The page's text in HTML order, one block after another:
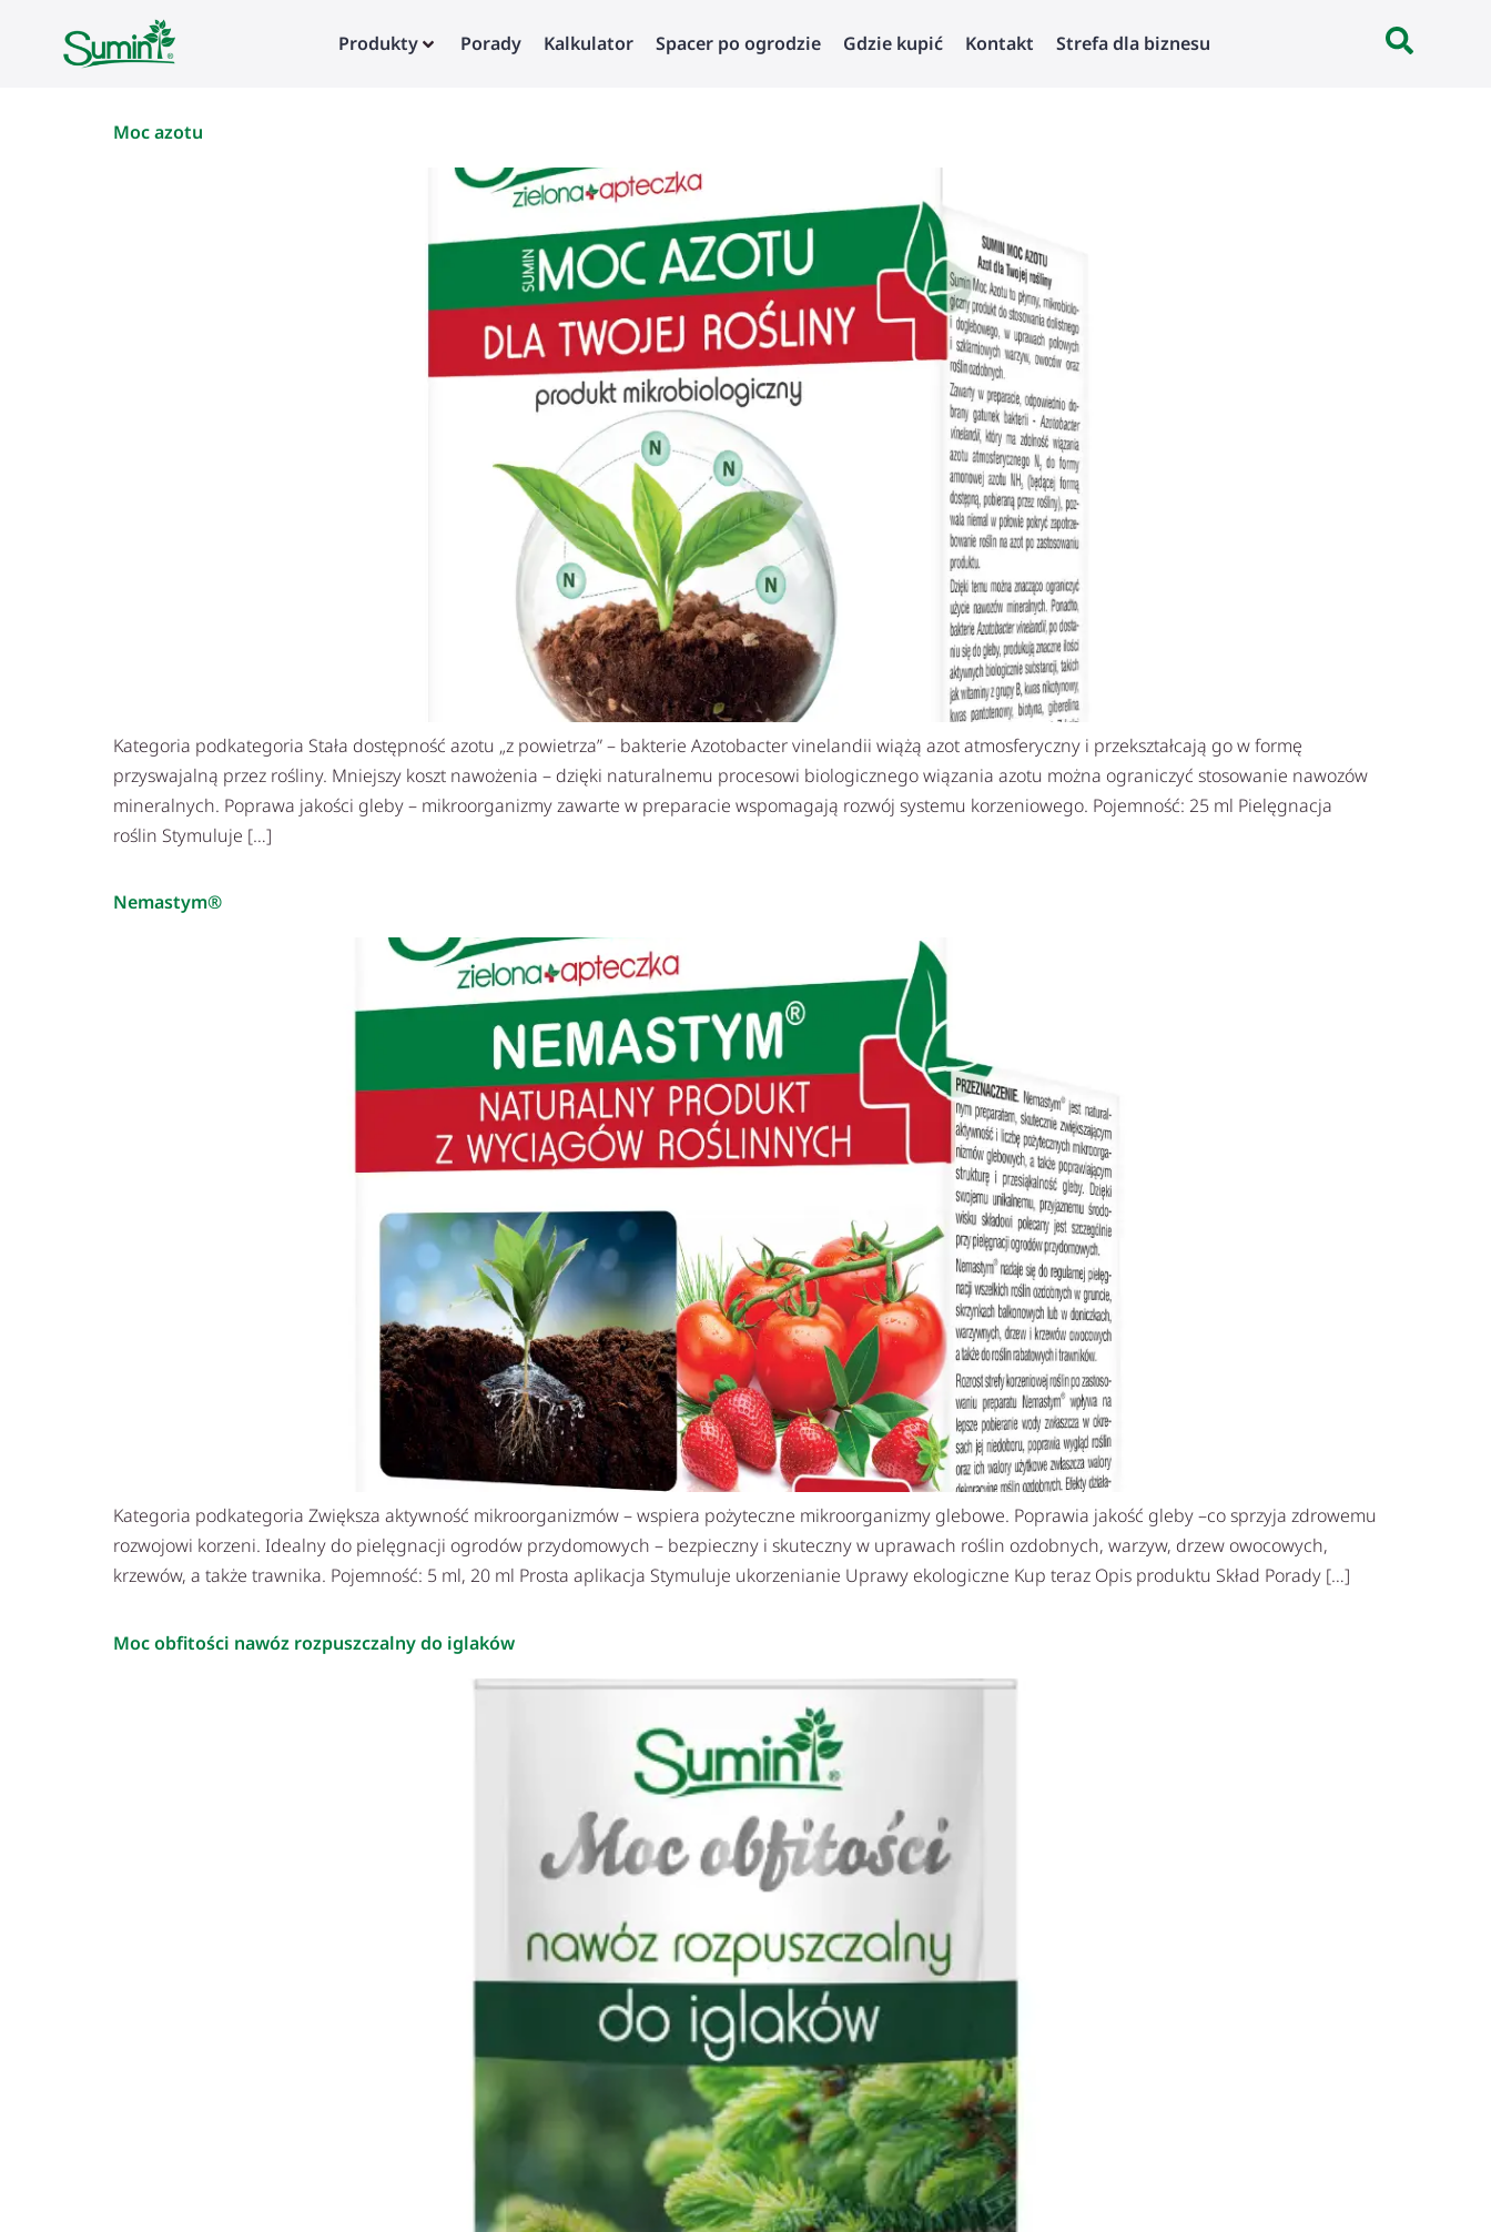
Produkty Porady Kalkulator Spacer po ogrodzie Gdzie kupić Kontakt Strefa dla biznesu
Moc azotu
Kategoria podkategoria Stała dostępność azotu „z powietrza” – bakterie Azotobacter vinelandii wiążą azot atmosferyczny i przekształcają go w formę
przyswajalną przez rośliny. Mniejszy koszt nawożenia – dzięki naturalnemu procesowi biologicznego wiązania azotu można ograniczyć stosowanie nawozów
mineralnych. Poprawa jakości gleby – mikroorganizmy zawarte w preparacie wspomagają rozwój systemu korzeniowego. Pojemność: 25 ml Pielęgnacja
roślin Stymuluje […]
Nemastym®
Kategoria podkategoria Zwiększa aktywność mikroorganizmów – wspiera pożyteczne mikroorganizmy glebowe. Poprawia jakość gleby –co sprzyja zdrowemu
rozwojowi korzeni. Idealny do pielęgnacji ogrodów przydomowych – bezpieczny i skuteczny w uprawach roślin ozdobnych, warzyw, drzew owocowych,
krzewów, a także trawnika. Pojemność: 5 ml, 20 ml Prosta aplikacja Stymuluje ukorzenianie Uprawy ekologiczne Kup teraz Opis produktu Skład Porady […]
Moc obfitości nawóz rozpuszczalny do iglaków